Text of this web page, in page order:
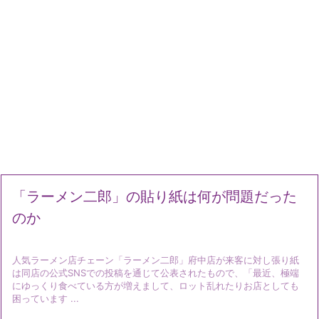
「ラーメン二郎」の貼り紙は何が問題だった
のか
人気ラーメン店チェーン「ラーメン二郎」府中店が来客に対し張り紙
は同店の公式SNSでの投稿を通じて公表されたもので、「最近、極端
にゆっくり食べている方が増えまして、ロット乱れたりお店としても
困っています ...